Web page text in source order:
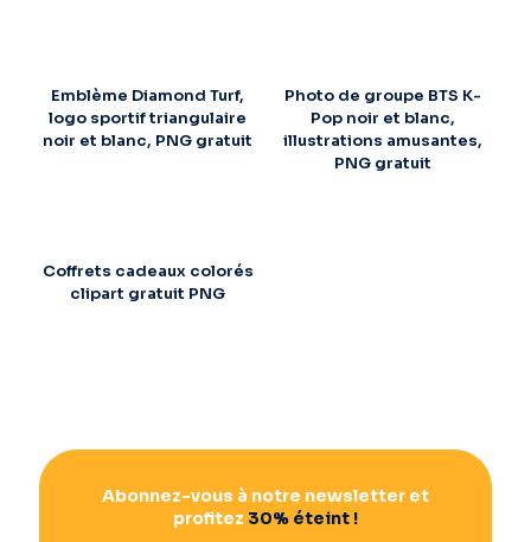
Emblème Diamond Turf,
logo sportif triangulaire
noir et blanc, PNG gratuit
Photo de groupe BTS K-
Pop noir et blanc,
illustrations amusantes,
PNG gratuit
Coffrets cadeaux colorés
clipart gratuit PNG
Abonnez-vous à notre newsletter et
profitez 30% éteint !